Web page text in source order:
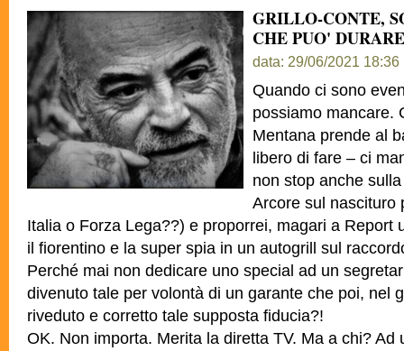
GRILLO-CONTE,
CHE PUO'
data: 29/06/2021 18:36
Quando ci sono
possiamo mancare.
Mentana prende al
libero di fare – ci
non stop anche
Arcore sul nascituro
Italia o Forza Lega??) e proporrei, magari a Report
il fiorentino e la super spia in un autogrill sul
Perché mai non dedicare uno special ad un
divenuto tale per volontà di un garante che poi, nel
riveduto e corretto tale supposta fiducia?!
OK. Non importa. Merita la diretta TV. Ma a chi? Ad